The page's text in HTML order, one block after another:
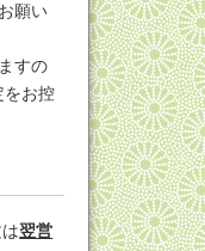
願い
すの
をお控
翌営